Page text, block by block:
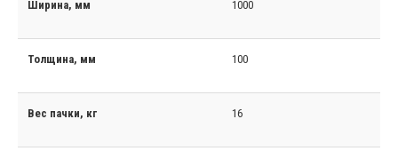
Ширина, мм 1000
Толщина, мм 100
Вес пачки, кг 16